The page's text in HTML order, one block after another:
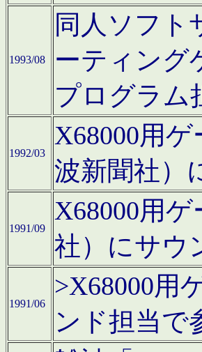
1993/08
同人ソフト
ーティング
プログラム
1992/03
X68000用
波新聞社）
1991/09
X68000用
社）にサウ
1991/06
>X68000用
ンド担当で